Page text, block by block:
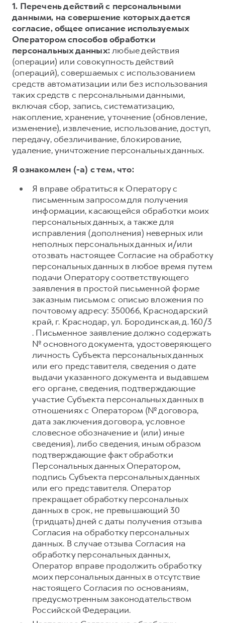
1. Перечень действий с персональными
данными, на совершение которых дается
согласие, общее описание используемых
Оператором способов обработки
персональных данных:любые действия
(операции) или совокупность действий
(операций), совершаемых с использованием
средств автоматизации или без использования
таких средств с персональными данными,
включая сбор, запись, систематизацию,
накопление, хранение, уточнение (обновление,
изменение), извлечение, использование, доступ,
передачу, обезличивание, блокирование,
удаление, уничтожение персональных данных.
Я ознакомлен (-а) с тем, что:
Я вправе обратиться к Оператору с
письменным запросом для получения
информации, касающейся обработки моих
персональных данных, а также для
исправления (дополнения) неверных или
неполных персональных данных и/или
отозвать настоящее Согласие на обработку
персональных данных в любое время путем
подачи Оператору соответствующего
заявления в простой письменной форме
заказным письмом с описью вложения по
почтовому адресу: 350066, Краснодарский
край, г. Краснодар, ул. Бородинская, д. 160/3
. Письменное заявление должно содержать
№ основного документа, удостоверяющего
личность Субъекта персональных данных
или его представителя, сведения о дате
выдачи указанного документа и выдавшем
его органе, сведения, подтверждающие
участие Субъекта персональных данных в
отношениях с Оператором (№ договора,
дата заключения договора, условное
словесное обозначение и (или) иные
сведения), либо сведения, иным образом
подтверждающие факт обработки
Персональных данных Оператором,
подпись Субъекта персональных данных
или его представителя. Оператор
прекращает обработку персональных
данных в срок, не превышающий 30
(тридцать) дней с даты получения отзыва
Согласия на обработку персональных
данных. В случае отзыва Согласия на
обработку персональных данных,
Оператор вправе продолжить обработку
моих персональных данных в отсутствие
настоящего Согласия по основаниям,
предусмотренным законодательством
Российской Федерации.